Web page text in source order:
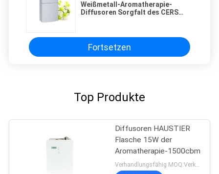
Weißmetall-Aromatherapie-
Diffusoren Sorgfalt des CERS
Fortsetzen
Top Produkte
Diffusoren HAUSTIER
Flasche 15W der
Aromatherapie-1500cbm